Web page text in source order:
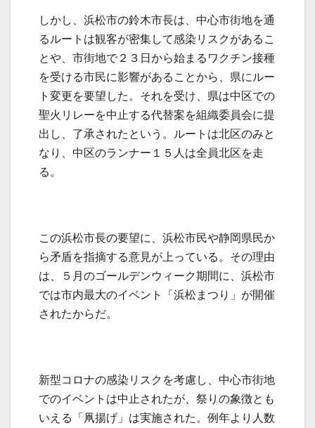
しかし、浜松市の鈴木市長は、中心市街地を通
るルートは観客が密集して感染リスクがあるこ
とや、市街地で２３日から始まるワクチン接種
を受ける市民に影響があることから、県にルー
ト変更を要望した。それを受け、県は中区での
聖火リレーを中止する代替案を組織委員会に提
出し、了承されたという。ルートは北区のみと
なり、中区のランナー１５人は全員北区を走
る。
この浜松市長の要望に、浜松市民や静岡県民か
ら矛盾を指摘する意見が上っている。その理由
は、５月のゴールデンウィーク期間に、浜松市
では市内最大のイベント「浜松まつり」が開催
されたからだ。
新型コロナの感染リスクを考慮し、中心市街地
でのイベントは中止されたが、祭りの象徴とも
いえる「凧揚げ」は実施された。例年より人数